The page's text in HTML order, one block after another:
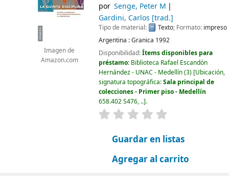
Imagen de
Amazon.com
por Senge, Peter M
Gardini, Carlos [trad.]
Tipo de material: Texto; Formato: impreso
Argentina :Granica 1992
Disponibilidad:Ítems disponibles para
préstamo: Biblioteca Rafael Escandón
Hernández - UNAC - Medellín(3) Ubicación,
signatura topográfica:Sala principal de
colecciones - Primer piso - Medellín
658.402 S476, .. .
valoración
Guardar en listas
Agregar al carrito